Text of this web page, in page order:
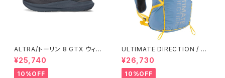
ALTRA/トーリン 8 GTX ウィメ
ンズ
¥25,740
10%OFF
ULTIMATE DIRECTION / ア
ルティメット ディレクション Fas
tpack 30 Men's / Fog
¥26,730
10%OFF